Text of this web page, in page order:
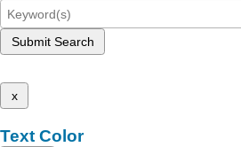
Submit Search
x
Text Color